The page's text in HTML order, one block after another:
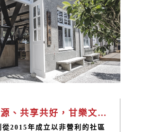
社區資源、共享共好，甘樂文創企業轉型的下一個十年。
從2015年成立以非營利的社區